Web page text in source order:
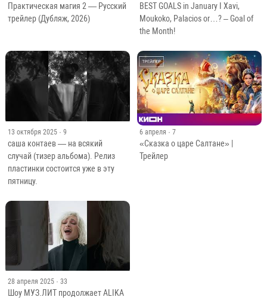
Практическая магия 2 — Русский
трейлер (Дубляж, 2026)
BEST GOALS in January I Xavi,
Moukoko, Palacios or…? – Goal of
the Month!
13 октября 2025 · 9
саша контаев — на всякий
случай (тизер альбома). Релиз
пластинки состоится уже в эту
пятницу.
6 апреля · 7
«Сказка о царе Салтане» |
Трейлер
28 апреля 2025 · 33
Шоу МУЗ.ЛИТ продолжает ALIKA